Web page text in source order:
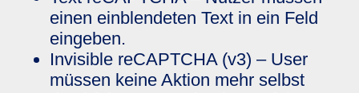
einen einblendeten Text in ein Feld
eingeben.
Invisible reCAPTCHA (v3) – User
müssen keine Aktion mehr selbst